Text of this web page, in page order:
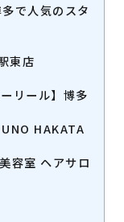
で人気のスタ
東店
リール】博多
HAKATA
容室 ヘアサロ